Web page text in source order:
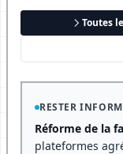
Toutes
RESTER
Réforme de la
plateformes